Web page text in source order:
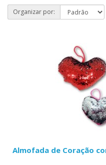
Organizar por:
Almofada de Coração